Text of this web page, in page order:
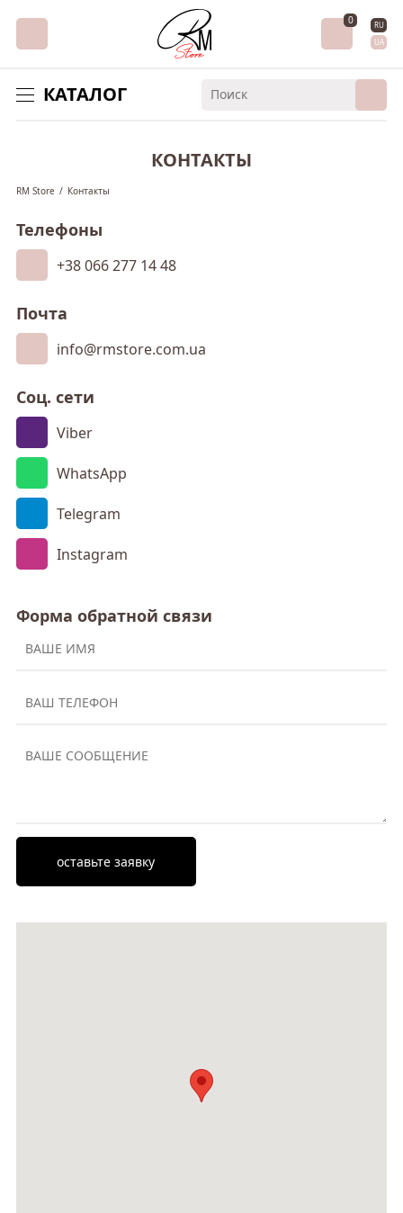
0
RU
UA
КАТАЛОГ
КОНТАКТЫ
RM Store / Контакты
Телефоны
+38 066 277 14 48
Почта
info@rmstore.com.ua
Соц. сети
Viber
WhatsApp
Telegram
Instagram
Форма обратной связи